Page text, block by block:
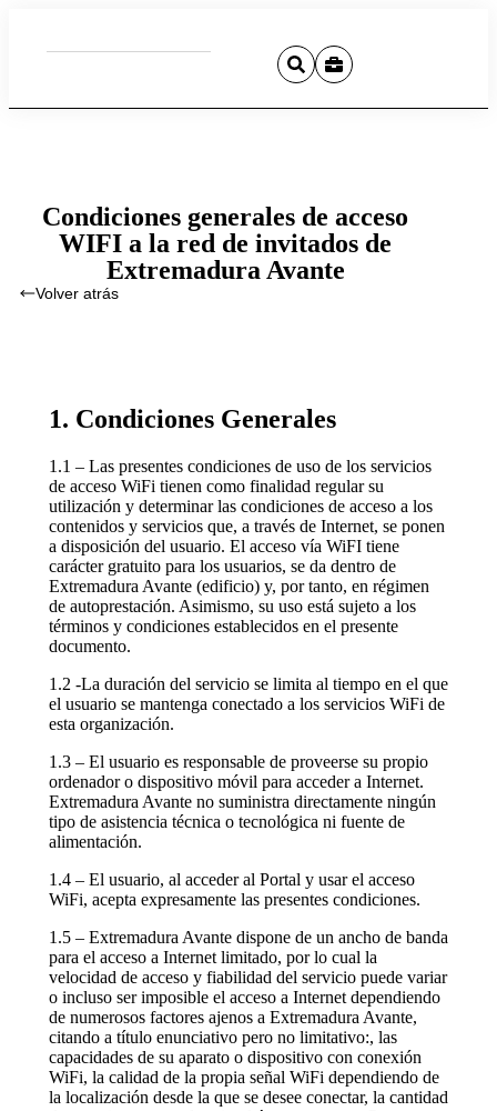
Condiciones generales de acceso
WIFI a la red de invitados de
Extremadura Avante
Volver atrás
1. Condiciones Generales
1.1 – Las presentes condiciones de uso de los servicios
de acceso WiFi tienen como finalidad regular su
utilización y determinar las condiciones de acceso a los
contenidos y servicios que, a través de Internet, se ponen
a disposición del usuario. El acceso vía WiFI tiene
carácter gratuito para los usuarios, se da dentro de
Extremadura Avante (edificio) y, por tanto, en régimen
de autoprestación. Asimismo, su uso está sujeto a los
términos y condiciones establecidos en el presente
documento.
1.2 -La duración del servicio se limita al tiempo en el que
el usuario se mantenga conectado a los servicios WiFi de
esta organización.
1.3 – El usuario es responsable de proveerse su propio
ordenador o dispositivo móvil para acceder a Internet.
Extremadura Avante no suministra directamente ningún
tipo de asistencia técnica o tecnológica ni fuente de
alimentación.
1.4 – El usuario, al acceder al Portal y usar el acceso
WiFi, acepta expresamente las presentes condiciones.
1.5 – Extremadura Avante dispone de un ancho de banda
para el acceso a Internet limitado, por lo cual la
velocidad de acceso y fiabilidad del servicio puede variar
o incluso ser imposible el acceso a Internet dependiendo
de numerosos factores ajenos a Extremadura Avante,
citando a título enunciativo pero no limitativo:, las
capacidades de su aparato o dispositivo con conexión
WiFi, la calidad de la propia señal WiFi dependiendo de
la localización desde la que se desee conectar, la cantidad